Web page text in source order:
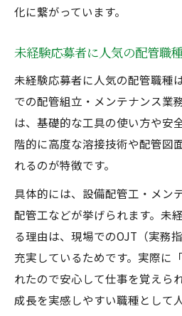
化に繋がっています。
未経験応募者に人気の配管職
未経験応募者に人気の配管職種
での配管組立・メンテナンス業
は、基礎的な工具の使い方や安
階的に高度な溶接技術や配管図
れるのが特徴です。
具体的には、設備配管工・メン
配管工などが挙げられます。未
る理由は、現場でのOJT（実務
充実しているためです。実際に
れたので安心して仕事を覚えら
成長を実感しやすい職種として人